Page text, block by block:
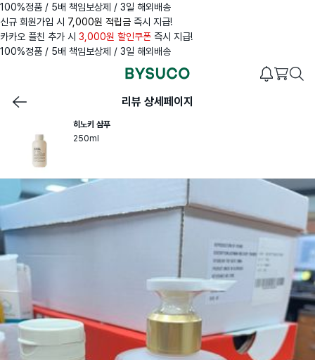
100%정품 / 5배 책임보상제 / 3일 해외배송
신규 회원가입 시 7,000원 적립금 즉시 지급!
카카오 플친 추가 시 3,000원 할인쿠폰 즉시 지급!
100%정품 / 5배 책임보상제 / 3일 해외배송
리뷰 상세페이지
히노키 샴푸
250ml